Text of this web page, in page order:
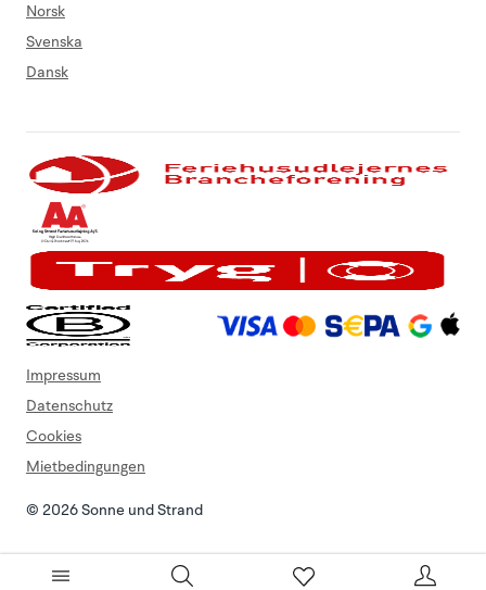
Norsk
Svenska
Dansk
© 2026 Sonne und Strand
Impressum
Datenschutz
Cookies
Mietbedingungen